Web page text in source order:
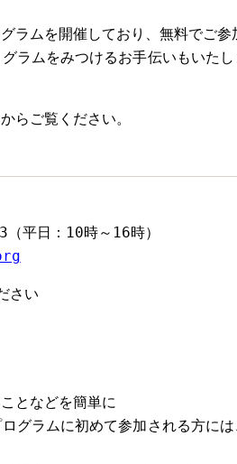
ラムを開催しており、無料でご参
ラムをみつけるお手伝いもいた
らご覧ください。
平日：10時～16時）
さい
となどを簡単に
グラムに初めて参加される方に